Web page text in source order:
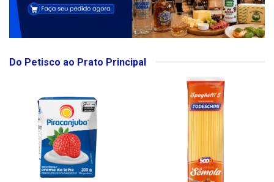
Do Petisco ao Prato Principal